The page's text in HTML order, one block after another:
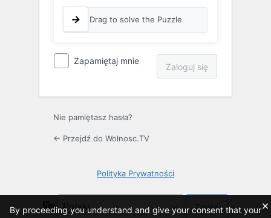
Drag to solve the Puzzle
Zapamiętaj mnie
Nie pamiętasz hasła?
← Przejdź do Wolnosc.TV
Polityka Prywatności
Język
By proceeding you understand and give your consent that your×